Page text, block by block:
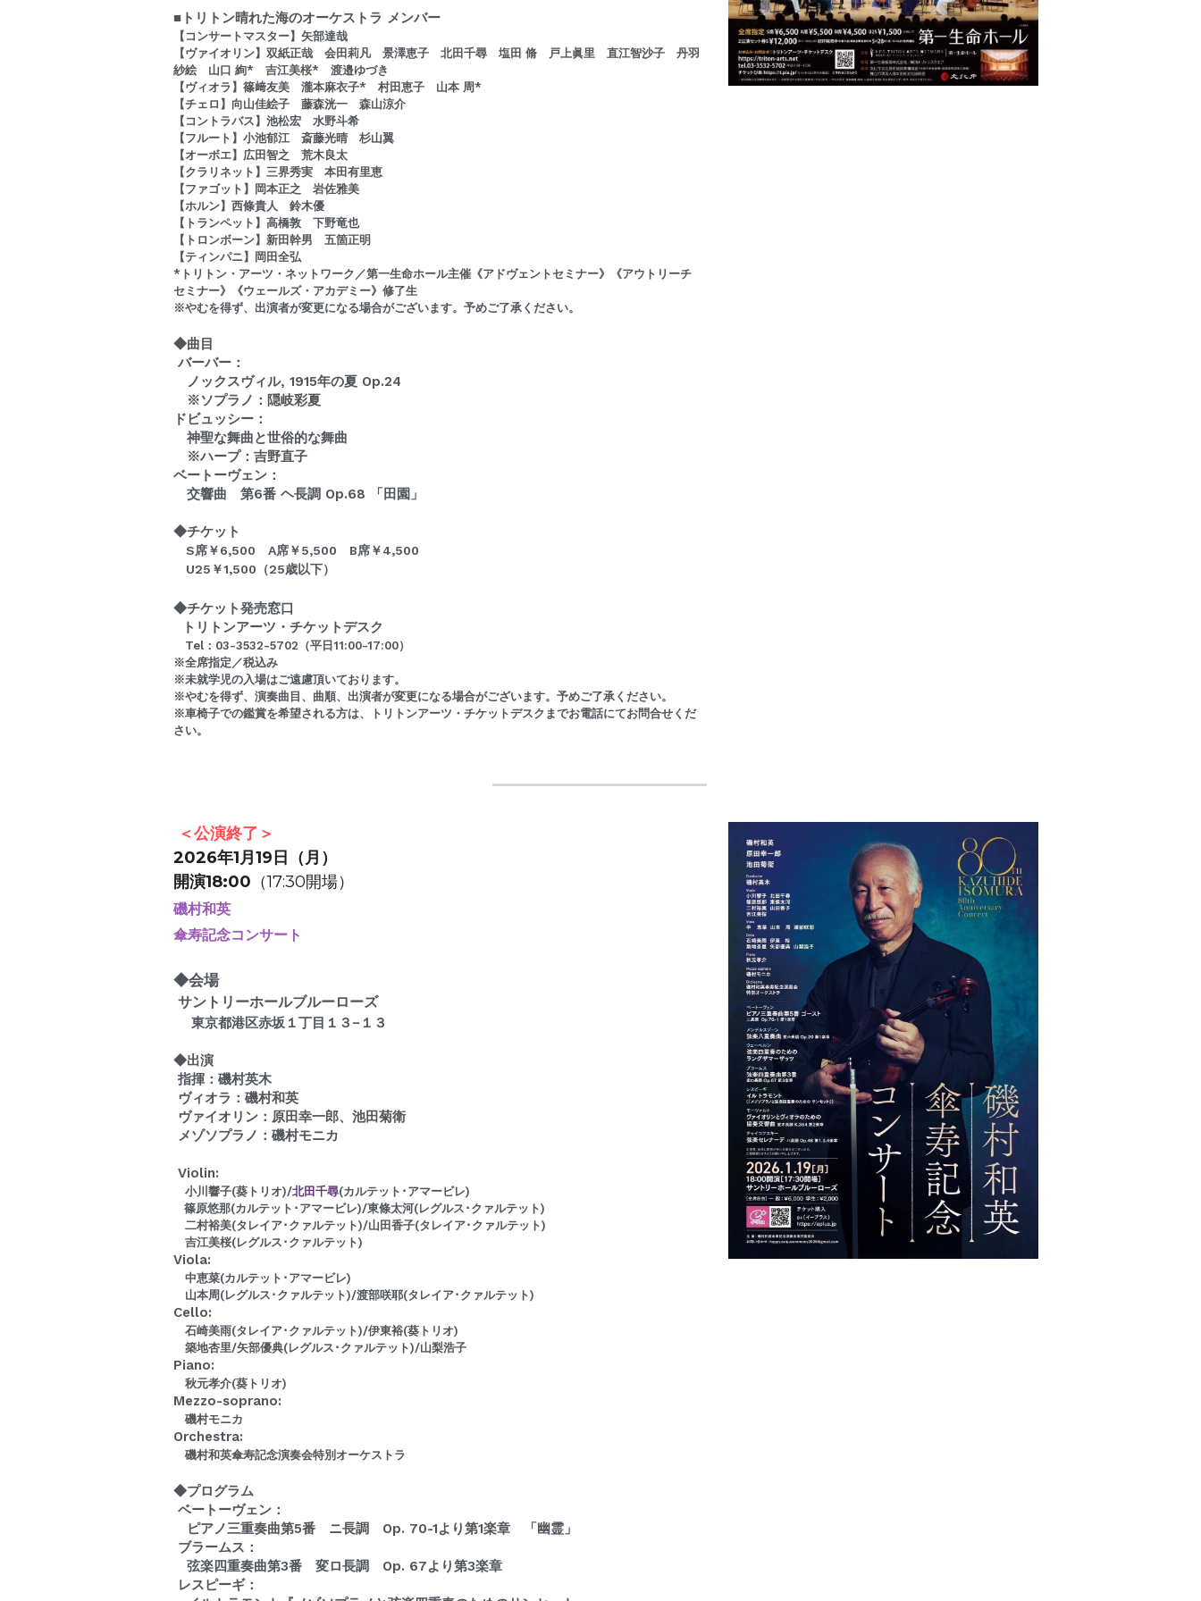
■トリトン晴れた海のオーケストラ メンバー
【コンサートマスター】矢部達哉
【ヴァイオリン】双紙正哉　会田莉凡　景澤恵子　北田千尋　塩田 脩　戸上眞里　直江智沙子　丹羽
紗絵　山口 絢*　吉江美桜*　渡邉ゆづき
【ヴィオラ】篠﨑友美　瀧本麻衣子*　村田恵子　山本 周*
【チェロ】向山佳絵子　藤森洸一　森山涼介
【コントラバス】池松宏　水野斗希
【フルート】小池郁江　斎藤光晴　杉山翼
【オーボエ】広田智之　荒木良太
【クラリネット】三界秀実　本田有里恵
【ファゴット】岡本正之　岩佐雅美
【ホルン】西條貴人　鈴木優
【トランペット】高橋敦　下野竜也
【トロンボーン】新田幹男　五箇正明
【ティンパニ】岡田全弘
*トリトン・アーツ・ネットワーク／第一生命ホール主催《アドヴェントセミナー》《アウトリーチ
セミナー》《ウェールズ・アカデミー》修了生
※やむを得ず、出演者が変更になる場合がございます。予めご了承ください。
◆曲目
バーバー：
ノックスヴィル, 1915年の夏 Op.24
※ソプラノ：隠岐彩夏
ドビュッシー：
神聖な舞曲と世俗的な舞曲
※ハープ：吉野直子
ベートーヴェン：
交響曲　第6番 ヘ長調 Op.68 「田園」
◆チケット
S席￥6,500　A席￥5,500　B席￥4,500
U25￥1,500（25歳以下）
◆チケット発売窓口
  トリトンアーツ・チケットデスク
Tel：03-3532-5702（平日11:00-17:00）
※全席指定／税込み
※未就学児の入場はご遠慮頂いております。
※やむを得ず、演奏曲目、曲順、出演者が変更になる場合がございます。予めご了承ください。
※車椅子での鑑賞を希望される方は、トリトンアーツ・チケットデスクまでお電話にてお問合せくだ
さい。
＜公演終了＞
2026年1月19日（月）
開演18:00 （17:30開場）
磯村和英
傘寿記念コンサート
◆会場
サントリーホールブルーローズ
    東京都港区赤坂１丁目１３−１３
◆出演
指揮：磯村英木
ヴィオラ：磯村和英
ヴァイオリン：原田幸一郎、池田菊衛
メゾソプラノ：磯村モニカ
Violin:
小川響子(葵トリオ)/北田千尋(カルテット･アマービレ)
   篠原悠那(カルテット･アマービレ)/東條太河(レグルス･クァルテット)
二村裕美(タレイア･クァルテット)/山田香子(タレイア･クァルテット)
吉江美桜(レグルス･クァルテット)
Viola:
中恵菜(カルテット･アマービレ)
山本周(レグルス･クァルテット)/渡部咲耶(タレイア･クァルテット)
Cello:
石崎美雨(タレイア･クァルテット)/伊東裕(葵トリオ)
築地杏里/矢部優典(レグルス･クァルテット)/山梨浩子
Piano:
秋元孝介(葵トリオ)
Mezzo-soprano:
磯村モニカ
Orchestra:
磯村和英傘寿記念演奏会特別オーケストラ
◆プログラム
ベートーヴェン：
ピアノ三重奏曲第5番 ニ長調 Op. 70-1より第1楽章 「幽霊」
ブラームス：
弦楽四重奏曲第3番 変ロ長調 Op. 67より第3楽章
レスピーギ：